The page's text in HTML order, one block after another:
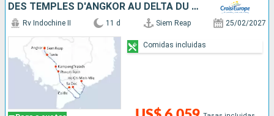
DES TEMPLES D'ANGKOR AU DELTA DU MÉKONG
Rv Indochine II 11 d Siem Reap 25/02/2027
Comidas incluidas